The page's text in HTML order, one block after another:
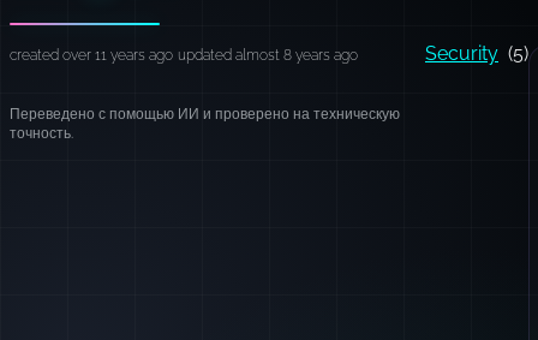
created over 11 years ago updated almost 8 years ago Security (5)
Переведено с помощью ИИ и проверено на техническую
точность.